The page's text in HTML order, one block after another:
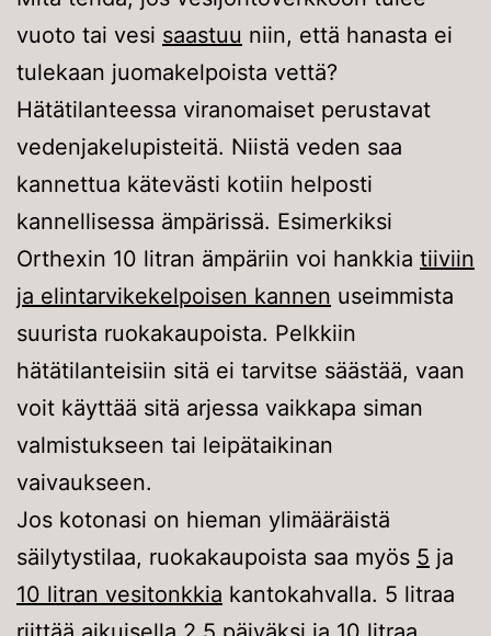
vuoto tai vesi saastuu niin, että hanasta ei
tulekaan juomakelpoista vettä?
Hätätilanteessa viranomaiset perustavat
vedenjakelupisteitä. Niistä veden saa
kannettua kätevästi kotiin helposti
kannellisessa ämpärissä. Esimerkiksi
Orthexin 10 litran ämpäriin voi hankkia tiiviin
ja elintarvikekelpoisen kannen useimmista
suurista ruokakaupoista. Pelkkiin
hätätilanteisiin sitä ei tarvitse säästää, vaan
voit käyttää sitä arjessa vaikkapa siman
valmistukseen tai leipätaikinan
vaivaukseen.
Jos kotonasi on hieman ylimääräistä
säilytystilaa, ruokakaupoista saa myös 5 ja
10 litran vesitonkkia kantokahvalla. 5 litraa